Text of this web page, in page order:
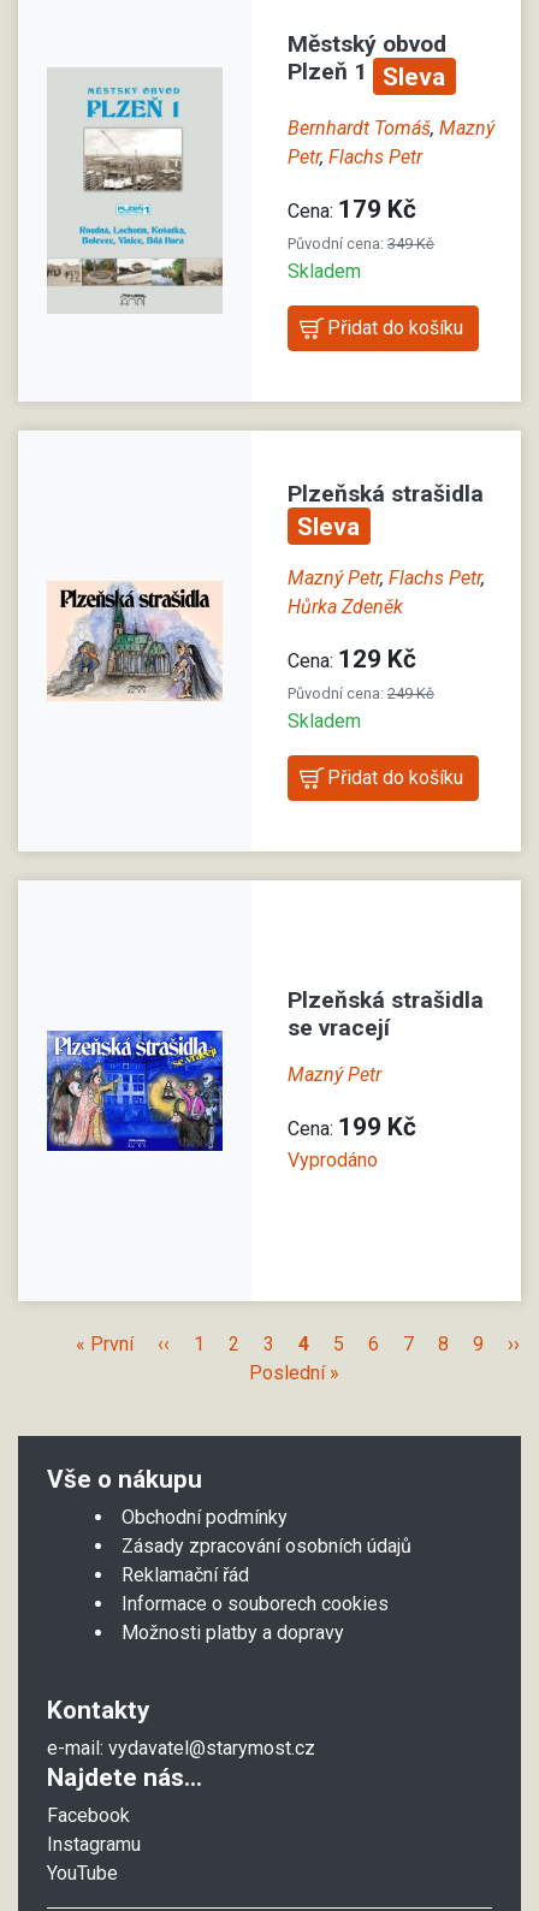
Městský obvod
Plzeň 1
Sleva
Bernhardt Tomáš, Mazný
Petr, Flachs Petr
Cena: 179 Kč
Původní cena: 349 Kč
Skladem
Plzeňská strašidla
Sleva
Mazný Petr, Flachs Petr,
Hůrka Zdeněk
Cena: 129 Kč
Původní cena: 249 Kč
Skladem
Plzeňská strašidla
se vracejí
Mazný Petr
Cena: 199 Kč
Vyprodáno
« První ‹‹ 1 2 3 4 5 6 7 8 9
››
Poslední »
Vše o nákupu
Obchodní podmínky
Zásady zpracování osobních údajů
Reklamační řád
Informace o souborech cookies
Možnosti platby a dopravy
Kontakty
e-mail: vydavatel@starymost.cz
Najdete nás...
Facebook
Instagramu
YouTube